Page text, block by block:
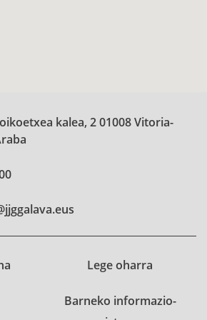
kalea, 2 01008 Vitoria-
Lege oharra
Barneko informazio-